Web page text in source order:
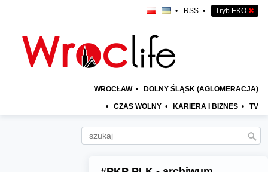
• RSS • Tryb EKO ✖
WROCŁAW • DOLNY ŚLĄSK (AGLOMERACJA)
• CZAS WOLNY • KARIERA I BIZNES • TV